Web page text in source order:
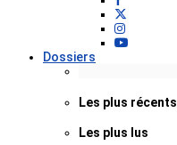
Dossiers
Les plus récents
Les plus lus